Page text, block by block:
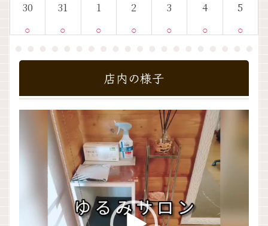
30
○
31
○
1
○
2
○
3
○
4
○
5
○
店内の様子